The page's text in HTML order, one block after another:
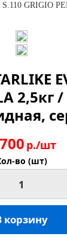
GRIGIO
2,5кг
р./шт
во (шт)
корзину